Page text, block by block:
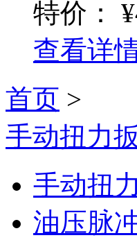
特价：
查看详
首页 >
手动扭力
手动扭
油压脉